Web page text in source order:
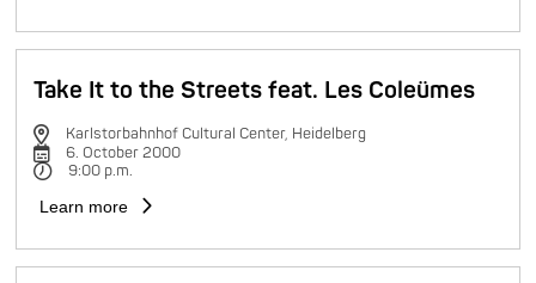
Take It to the Streets feat. Les Coleümes
Karlstorbahnhof Cultural Center, Heidelberg
6. October 2000
9:00 p.m.
Learn more